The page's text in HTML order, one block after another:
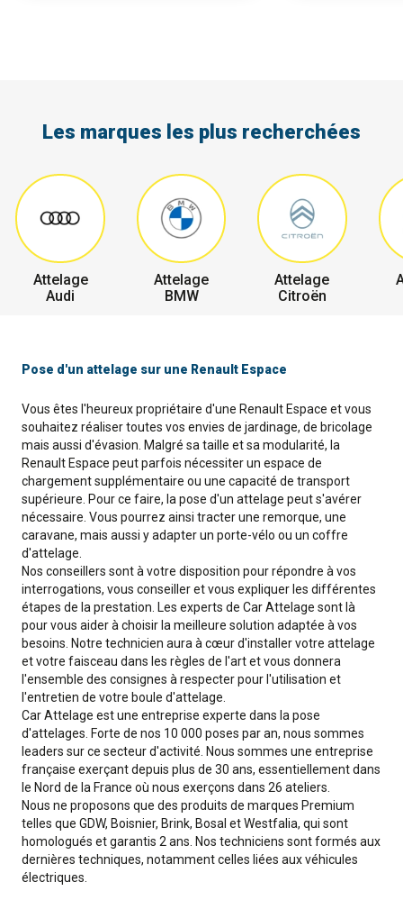
Les marques les plus recherchées
Attelage
Audi
Attelage
BMW
Attelage
Citroën
Pose d'un attelage sur une Renault Espace
Vous êtes l'heureux propriétaire d'une Renault Espace et vous
souhaitez réaliser toutes vos envies de jardinage, de bricolage
mais aussi d'évasion. Malgré sa taille et sa modularité, la
Renault Espace peut parfois nécessiter un espace de
chargement supplémentaire ou une capacité de transport
supérieure. Pour ce faire, la pose d'un attelage peut s'avérer
nécessaire. Vous pourrez ainsi tracter une remorque, une
caravane, mais aussi y adapter un porte-vélo ou un coffre
d'attelage.
Nos conseillers sont à votre disposition pour répondre à vos
interrogations, vous conseiller et vous expliquer les différentes
étapes de la prestation. Les experts de Car Attelage sont là
pour vous aider à choisir la meilleure solution adaptée à vos
besoins. Notre technicien aura à cœur d'installer votre attelage
et votre faisceau dans les règles de l'art et vous donnera
l'ensemble des consignes à respecter pour l'utilisation et
l'entretien de votre boule d'attelage.
Car Attelage est une entreprise experte dans la pose
d'attelages. Forte de nos 10 000 poses par an, nous sommes
leaders sur ce secteur d'activité. Nous sommes une entreprise
française exerçant depuis plus de 30 ans, essentiellement dans
le Nord de la France où nous exerçons dans 26 ateliers.
Nous ne proposons que des produits de marques Premium
telles que GDW, Boisnier, Brink, Bosal et Westfalia, qui sont
homologués et garantis 2 ans. Nos techniciens sont formés aux
dernières techniques, notamment celles liées aux véhicules
électriques.